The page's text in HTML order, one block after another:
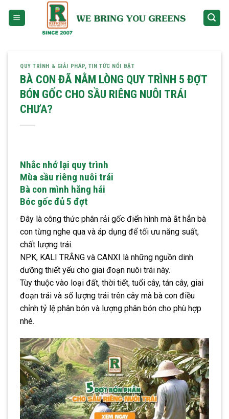
QUY TRÌNH & GIẢI PHÁP, TIN TỨC NỔI BẬT
BÀ CON ĐÃ NẰM LÒNG QUY TRÌNH 5 ĐỢT
BÓN GỐC CHO SẦU RIÊNG NUÔI TRÁI
CHƯA?
Nhắc nhớ lại quy trình
Mùa sầu riêng nuôi trái
Bà con mình hăng hái
Bóc gốc đủ 5 đợt
Đây là công thức phân rải gốc điển hình mà ắt hẳn bà
con từng nghe qua và áp dụng để tối ưu năng suất,
chất lượng trái.
NPK, KALI TRẮNG và CANXI là những nguồn dinh
dưỡng thiết yếu cho giai đoạn nuôi trái này.
Tùy thuộc vào loại đất, thời tiết, tuổi cây, tán cây, giai
đoạn trái và số lượng trái trên cây mà bà con điều
chỉnh tỷ lệ phân bón và lượng phân bón cho phù hợp
nhé.